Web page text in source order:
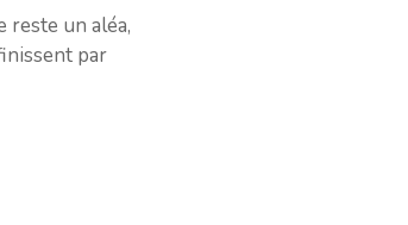
reste un aléa,
par